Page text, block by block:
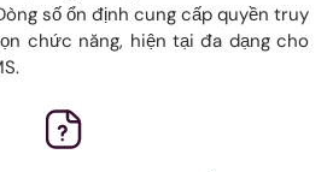
số ổn định cung cấp quyền truy
chức năng, hiện tại đa dạng cho